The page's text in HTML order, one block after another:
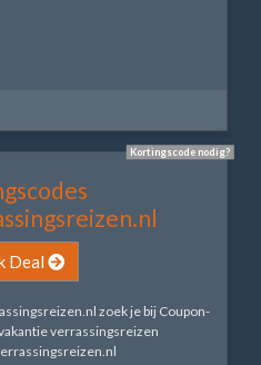
Kortingscode nodig?
Deal
zoek je bij Coupon-
verrassingsreizen